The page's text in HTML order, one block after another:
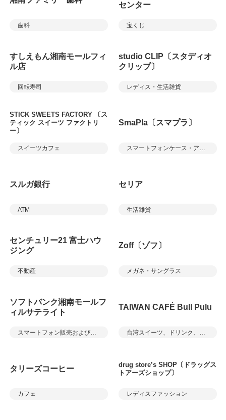
歯科
センター
宝くじ
すしえもん湘南モールフィ
ル店
回転寿司
studio CLIP〔スタディオ
クリップ〕
レディス・生活雑貨
STICK SWEETS FACTORY 〔ス
ティック スイーツ ファクトリ
ー〕
スイーツカフェ
SmaPla〔スマプラ〕
スマートフォンケース・アクセサリー、修理等
スルガ銀行
ATM
セリア
生活雑貨
センチュリー21 富士ハウ
ジング
不動産
Zoff〔ゾフ〕
メガネ・サングラス
ソフトバンク湘南モールフ
ィルサテライト
スマートフォン販売およびサービス
TAIWAN CAFÉ Bull Pulu
台湾スイーツ、ドリンク、軽食
タリーズコーヒー
カフェ
drug store’s SHOP〔ドラッグス
トアーズショップ〕
レディスファッション